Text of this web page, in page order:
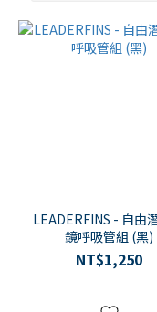
LEADERFINS - 自由
鏡呼吸管組 (黑)
NT$1,250